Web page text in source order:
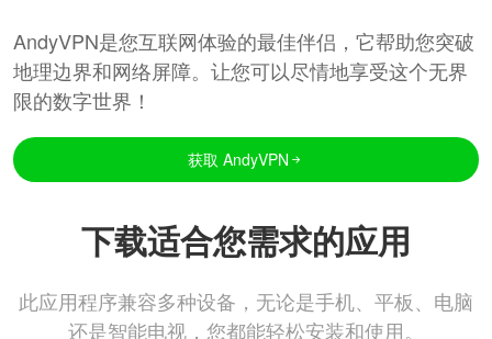
AndyVPN是您互联网体验的最佳伴侣，它帮助您突破
地理边界和网络屏障。让您可以尽情地享受这个无界
限的数字世界！
获取 AndyVPN
下载适合您需求的应用
此应用程序兼容多种设备，无论是手机、平板、电脑
还是智能电视，您都能轻松安装和使用。